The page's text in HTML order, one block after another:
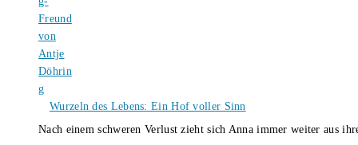
Wurzeln des Lebens: Ein Hof voller Sinn
Nach einem schweren Verlust zieht sich Anna immer weiter aus